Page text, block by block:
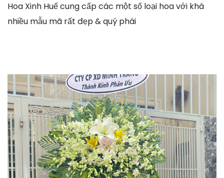
Hoa Xinh Huế cung cấp các một số loại hoa với khá
nhiều mẫu mã rất đẹp & quý phái